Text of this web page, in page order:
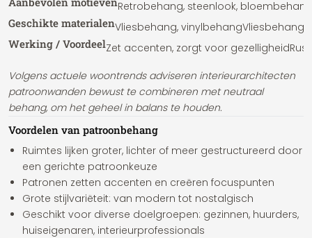
Retrobehang, steenlook, bloembehang
Geschikte materialenVliesbehang, vinylbehangVliesbehang,
Werking / VoordeelZet accenten, zorgt voor gezelligheid
Volgens actuele woontrends adviseren interieurarchitecten
patroonwanden bewust te combineren met neutraal
behang, om het geheel in balans te houden.
Voordelen van patroonbehang
Ruimtes lijken groter, lichter of meer gestructureerd door
een gerichte patroonkeuze
Patronen zetten accenten en creëren focuspunten
Grote stijlvariëteit: van modern tot nostalgisch
Geschikt voor diverse doelgroepen: gezinnen, huurders,
huiseigenaren, interieurprofessionals